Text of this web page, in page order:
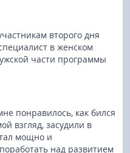
второго дня
в женском
части программы
понравилось, как бился
взгляд, засудили в
мощно и
над развитием